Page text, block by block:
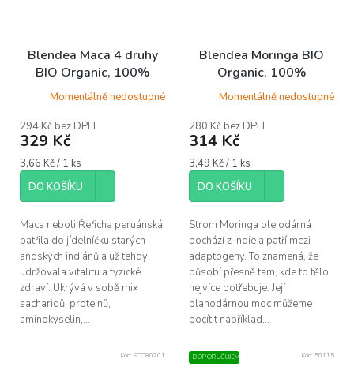
Blendea Maca 4 druhy
BIO Organic, 100%
rostlinné, 90 kapslí
Momentálně nedostupné
294 Kč bez DPH
329 Kč
Měrná
cena:
3,66 Kč / 1 ks
DO KOŠÍKU
Maca neboli Řeřicha peruánská
patřila do jídelníčku starých
andských indiánů a už tehdy
udržovala vitalitu a fyzické
zdraví. Ukrývá v sobě mix
sacharidů, proteinů,
aminokyselin,...
Blendea Moringa BIO
Organic, 100%
rostlinné, 90 kapslí
Momentálně nedostupné
280 Kč bez DPH
314 Kč
Měrná
cena:
3,49 Kč / 1 ks
DO KOŠÍKU
Strom Moringa olejodárná
pochází z Indie a patří mezi
adaptogeny. To znamená, že
působí přesně tam, kde to tělo
nejvíce potřebuje. Její
blahodárnou moc můžeme
pocítit například...
Kód: ECO80201 DOPORUČUJEME Kód: 50115